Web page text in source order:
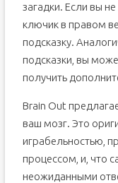
загадки. Если вы
ключик в правом
подсказку.
подсказки, вы
получить
Brain Out
ваш мозг. Это
играбельностью,
процессом, и, что
неожиданными